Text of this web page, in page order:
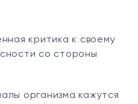
критика к своему
со стороны
организма кажутся